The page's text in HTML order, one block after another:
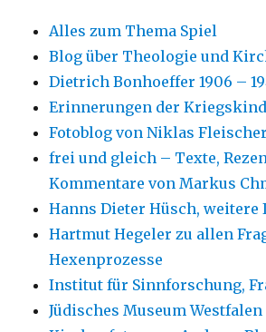
Alles zum Thema Spiel
Blog über Theologie und
Dietrich Bonhoeffer 1906 –
Erinnerungen der
Fotoblog von Niklas Fleischer
frei und gleich – Texte,
Kommentare von Markus
Hanns Dieter Hüsch, weitere
Hartmut Hegeler zu allen
Hexenprozesse
Institut für Sinnforschung,
Jüdisches Museum